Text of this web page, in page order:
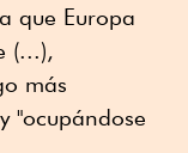
que Europa
(...),
más
"ocupándose